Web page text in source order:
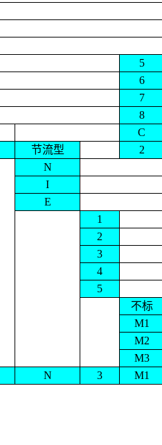
5
6
7
8
C
节流型 2
N
I
E
1
2
3
4
5
不标
M1
M2
M3
N 3 M1